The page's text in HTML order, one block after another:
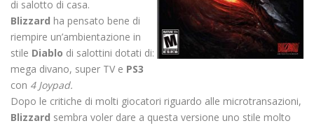
di salotto di casa.
Blizzard ha pensato bene di
riempire un’ambientazione in
stile Diablo di salottini dotati di:
mega divano, super TV e PS3
con 4 Joypad.
Dopo le critiche di molti giocatori riguardo alle microtransazioni,
Blizzard sembra voler dare a questa versione uno stile molto